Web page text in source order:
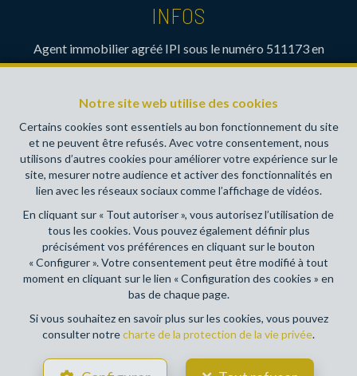
Notre site web utilise des cookies
Certains cookies sont essentiels au bon fonctionnement du site
et ne peuvent être refusés. Avec votre consentement, nous
utilisons d’autres cookies pour améliorer votre expérience sur le
site, mesurer notre audience et activer des fonctionnalités en
lien avec les réseaux sociaux comme l’affichage de vidéos.
En cliquant sur « Tout autoriser », vous autorisez l’utilisation de
tous les cookies. Vous pouvez également définir plus
précisément vos préférences en cliquant sur le bouton
« Configurer ». Votre consentement peut être modifié à tout
moment en cliquant sur le lien « Configuration des cookies » en
bas de chaque page.
Si vous souhaitez en savoir plus sur les cookies, vous pouvez
consulter notrecharte de la protection de la vie privée.
INFOS
Agent immobilier agréé IPI sous le numéro 511173 en
Belgique- Instance de contrôle: Institut professionnel des
(+32 2 505 38 50 - info@ipi.be) - Soumis au
déontologique de l’ IPI
RC professionnelle et cautionnement via AXA Belgium SA,
Place du Trône 1, 1000 Bruxelles – police n° 730390160.
Couverture valable pour les activités réalisées en Belgique
Conditions générales d'utilisation du site
Charte de la protection de la vie privée
Configuration des cookies
POWERED BY
DESIGNED AND DEVELOPED BY